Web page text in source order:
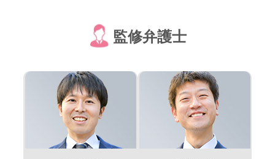
監修弁護士